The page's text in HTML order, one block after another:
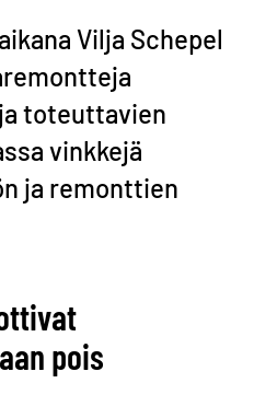
Vilja Schepel
toteuttavien
vinkkejä
ja remonttien
pois